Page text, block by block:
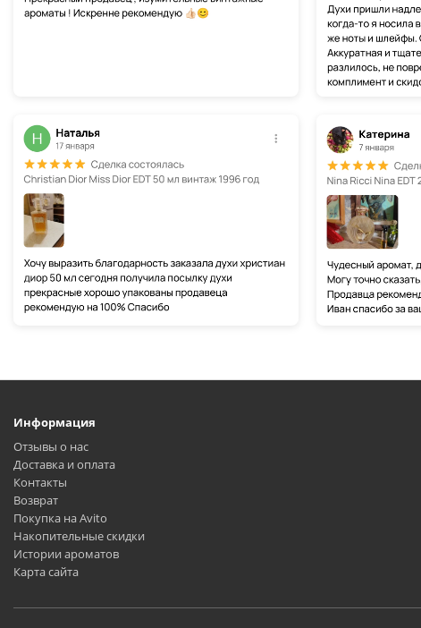
Информация
Отзывы о нас
Доставка и оплата
Контакты
Возврат
Покупка на Avito
Накопительные скидки
Истории ароматов
Карта сайта